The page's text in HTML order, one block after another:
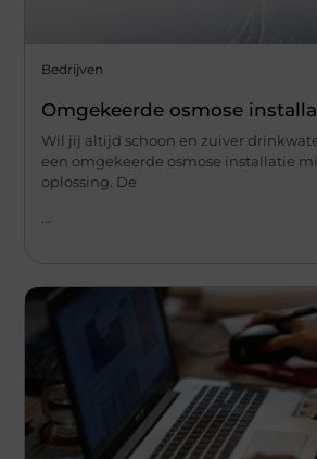
Bedrijven
Omgekeerde osmose
Wil jij altijd schoon en zuiver
een omgekeerde osmose installatie
oplossing. De